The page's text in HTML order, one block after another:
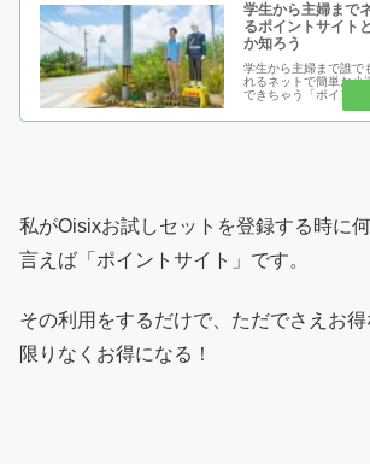
学生から主婦まで
るポイントサイト
か知ろう
学生から主婦まで誰で
れるネットで簡単お小
できちゃう「ポイント
いサイト」とは！何
です。知らないからこ
私がOisixお試しセットを登録する時に
言えば「ポイントサイト」です。
その利用をするだけで、ただでさえお
限りなくお得になる！